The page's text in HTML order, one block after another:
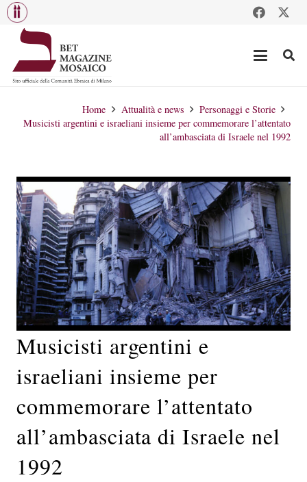
Home Attualità e news
Personaggi e Storie
Musicisti argentini e israeliani insieme per commemorare l’attentato
all’ambasciata di Israele nel 1992
Musicisti argentini e
israeliani insieme per
commemorare l’attentato
all’ambasciata di Israele nel
1992